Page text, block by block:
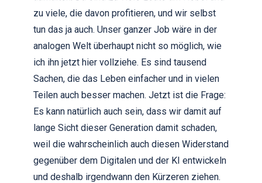
zu viele, die davon profitieren, und wir selbst
tun das ja auch. Unser ganzer Job wäre in der
analogen Welt überhaupt nicht so möglich, wie
ich ihn jetzt hier vollziehe. Es sind tausend
Sachen, die das Leben einfacher und in vielen
Teilen auch besser machen. Jetzt ist die Frage:
Es kann natürlich auch sein, dass wir damit auf
lange Sicht dieser Generation damit schaden,
weil die wahrscheinlich auch diesen Widerstand
gegenüber dem Digitalen und der KI entwickeln
und deshalb irgendwann den Kürzeren ziehen.